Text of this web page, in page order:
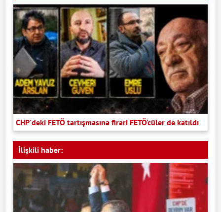
CHP'deki FETÖ tartışmasına firari FETÖ'cüler de katıldı
İlişkili haber: